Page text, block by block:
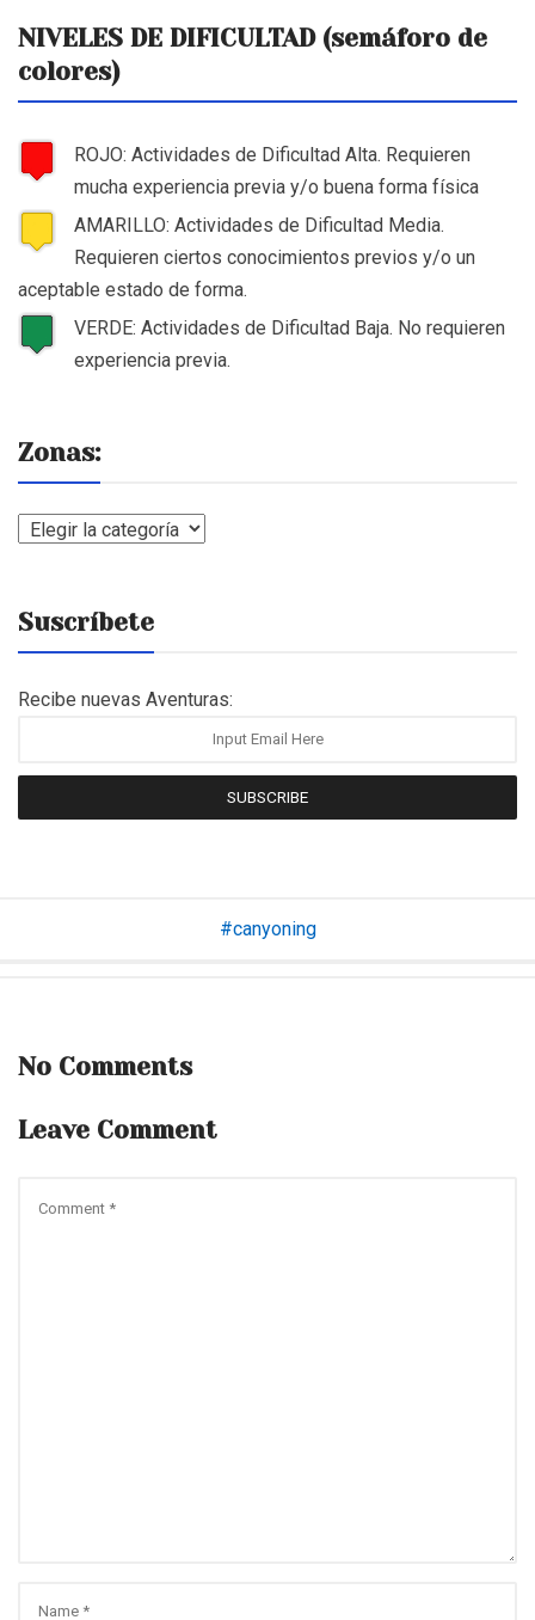
NIVELES DE DIFICULTAD (semáforo de
colores)
ROJO: Actividades de Dificultad Alta. Requieren
mucha experiencia previa y/o buena forma física
AMARILLO: Actividades de Dificultad Media.
Requieren ciertos conocimientos previos y/o un
aceptable estado de forma.
VERDE: Actividades de Dificultad Baja. No requieren
experiencia previa.
Zonas:
Zonas:
Suscríbete
Recibe nuevas Aventuras:
SUBSCRIBE
canyoning
No Comments
Leave Comment